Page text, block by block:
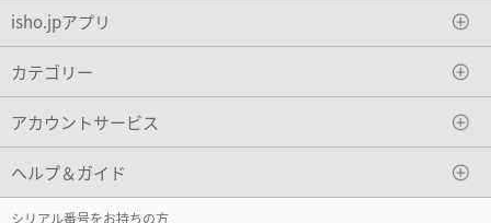
isho.jpアプリ
カテゴリー
アカウントサービス
ヘルプ＆ガイド
シリアル番号をお持ちの方